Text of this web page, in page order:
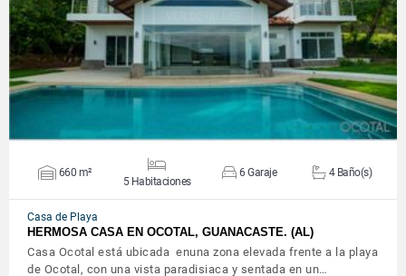
660 m²
5 Habitaciones
6 Garaje 4 Baño(s)
Casa de Playa
HERMOSA CASA EN OCOTAL, GUANACASTE. (AL)
Casa Ocotal está ubicada enuna zona elevada frente a la playa
de Ocotal, con una vista paradisiaca y sentada en un…